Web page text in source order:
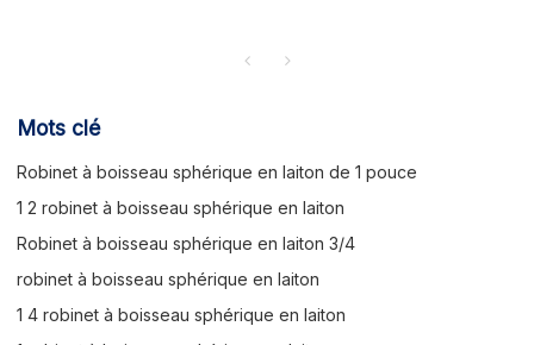
Mots clé
Robinet à boisseau sphérique en laiton de 1 pouce
1 2 robinet à boisseau sphérique en laiton
Robinet à boisseau sphérique en laiton 3/4
robinet à boisseau sphérique en laiton
1 4 robinet à boisseau sphérique en laiton